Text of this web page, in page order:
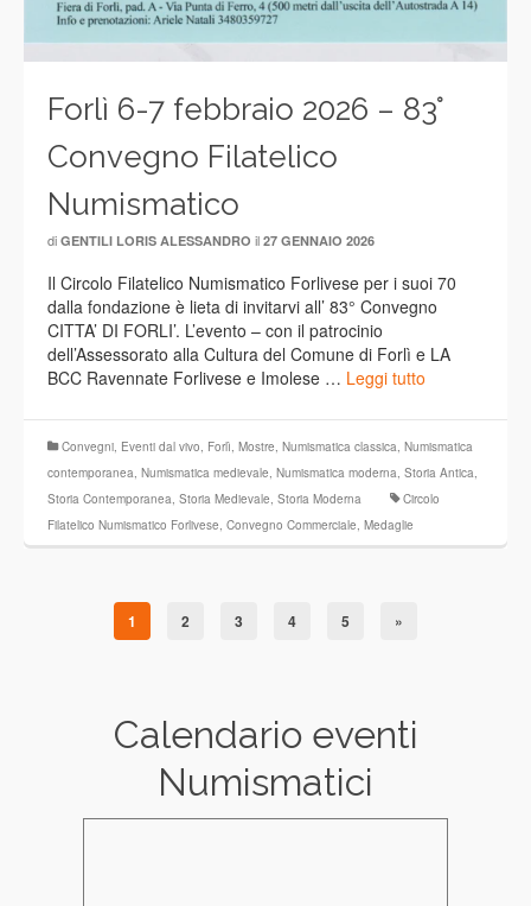
Forlì 6-7 febbraio 2026 – 83°
Convegno Filatelico
Numismatico
di GENTILI LORIS ALESSANDRO il 27 GENNAIO 2026
Il Circolo Filatelico Numismatico Forlivese per i suoi 70
dalla fondazione è lieta di invitarvi all’ 83° Convegno
CITTA’ DI FORLI’. L’evento – con il patrocinio
dell’Assessorato alla Cultura del Comune di Forlì e LA
BCC Ravennate Forlivese e Imolese … Leggi tutto
Convegni, Eventi dal vivo, Forlì, Mostre, Numismatica classica, Numismatica
contemporanea, Numismatica medievale, Numismatica moderna, Storia Antica,
Storia Contemporanea, Storia Medievale, Storia Moderna
Circolo
Filatelico Numismatico Forlivese, Convegno Commerciale, Medaglie
1 2 3 4 5 »
Calendario eventi
Numismatici